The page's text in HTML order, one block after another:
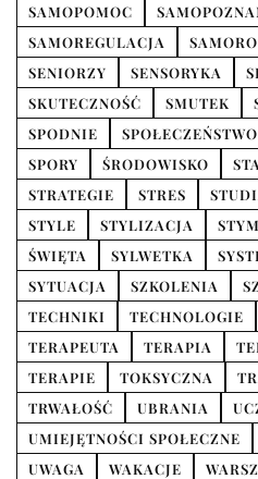
SAMOPOMOC
SAMOREGULACJA
SENIORZY
SENSORYKA
SKUTECZNOŚĆ
SMUTEK
SPODNIE
SPOŁECZEŃSTWO
SPORY
ŚRODOWISKO
STRATEGIE
STRES
STYLE
STYLIZACJA
ŚWIĘTA
SYLWETKA
SYTUACJA
SZKOLENIA
TECHNIKI
TECHNOLOGIE
TERAPEUTA
TERAPIA
TERAPIE
TOKSYCZNA
TRWAŁOŚĆ
UBRANIA
UMIEJĘTNOŚCI SPOŁECZNE
UWAGA
WAKACJE